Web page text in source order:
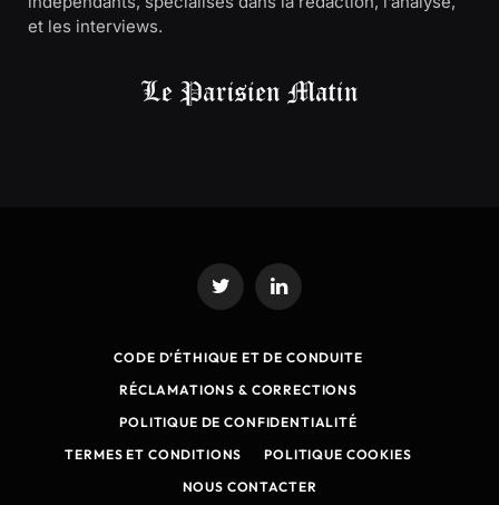
et les interviews.
Twitter LinkedIn
CODE D’ÉTHIQUE ET DE CONDUITE
RÉCLAMATIONS & CORRECTIONS
POLITIQUE DE CONFIDENTIALITÉ
TERMES ET CONDITIONS
POLITIQUE COOKIES
NOUS CONTACTER